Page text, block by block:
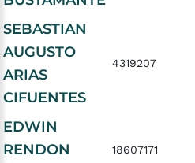
SEBASTIAN
AUGUSTO
ARIAS
CIFUENTES
4319207
EDWIN
RENDON
18607171